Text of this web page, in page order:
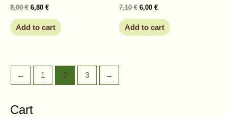
8,00€ 6,80 €
Add to cart
7,10€ 6,00 €
Add to cart
← 1 2 3 →
Cart